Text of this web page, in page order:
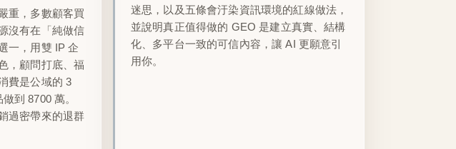
重，多數顧客買
沒有在「純做信
一，用雙 IP 企
，顧問打底、福
費是公域的 3
到 8700 萬。
過密帶來的退群
迷思，以及五條會汙染資訊環境的紅線做法，
並說明真正值得做的 GEO 是建立真實、結構
化、多平台一致的可信內容，讓 AI 更願意引
用你。